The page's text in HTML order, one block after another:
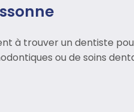
à trouver un dentiste
ou de soins